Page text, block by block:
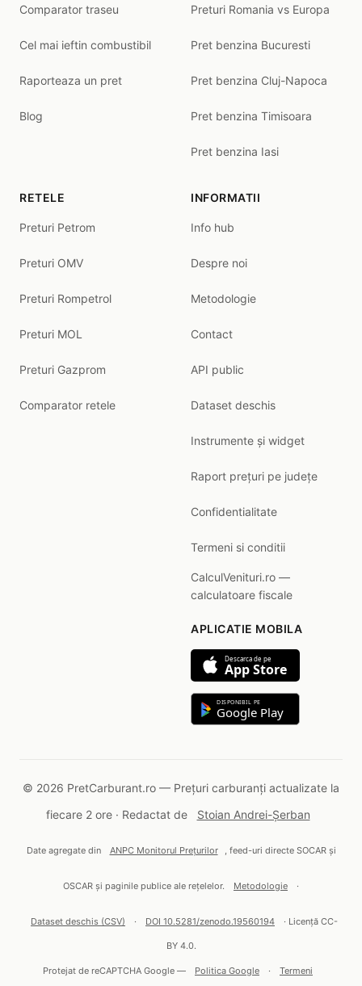
Comparator traseu
Cel mai ieftin combustibil
Raporteaza un pret
Blog
Preturi Romania vs Europa
Pret benzina Bucuresti
Pret benzina Cluj-Napoca
Pret benzina Timisoara
Pret benzina Iasi
RETELE
Preturi Petrom
Preturi OMV
Preturi Rompetrol
Preturi MOL
Preturi Gazprom
Comparator retele
INFORMATII
Info hub
Despre noi
Metodologie
Contact
API public
Dataset deschis
Instrumente și widget
Raport prețuri pe județe
Confidentialitate
Termeni si conditii
CalculVenituri.ro —
calculatoare fiscale
APLICATIE MOBILA
Descarca de pe
App Store
DISPONIBIL PE
Google Play
© 2026 PretCarburant.ro — Prețuri carburanți actualizate la
fiecare 2 ore · Redactat de
Stoian Andrei-Șerban
Date agregate din ANPC Monitorul Prețurilor , feed-uri directe SOCAR și
OSCAR și paginile publice ale rețelelor. Metodologie ·
Dataset deschis (CSV) · DOI 10.5281/zenodo.19560194 · Licență CC-
BY 4.0.
Protejat de reCAPTCHA Google — Politica Google · Termeni